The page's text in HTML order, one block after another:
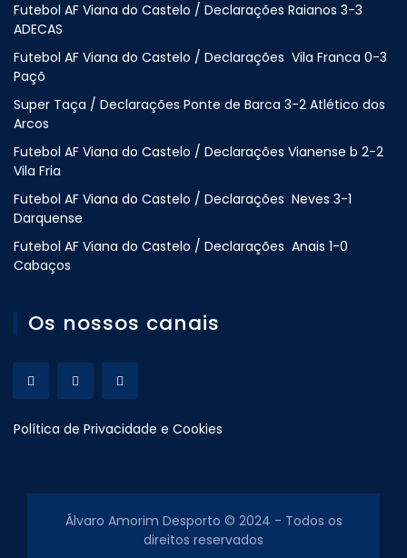
Futebol AF Viana do Castelo / Declarações Raianos 3-3
ADECAS
Futebol AF Viana do Castelo / Declarações Vila Franca 0-3
Paçõ
Super Taça / Declarações Ponte de Barca 3-2 Atlético dos
Arcos
Futebol AF Viana do Castelo / Declarações Vianense b 2-2
Vila Fria
Futebol AF Viana do Castelo / Declarações Neves 3-1
Darquense
Futebol AF Viana do Castelo / Declarações Anais 1-0
Cabaços
Os nossos canais
Política de Privacidade e Cookies
Álvaro Amorim Desporto © 2024 - Todos os
direitos reservados